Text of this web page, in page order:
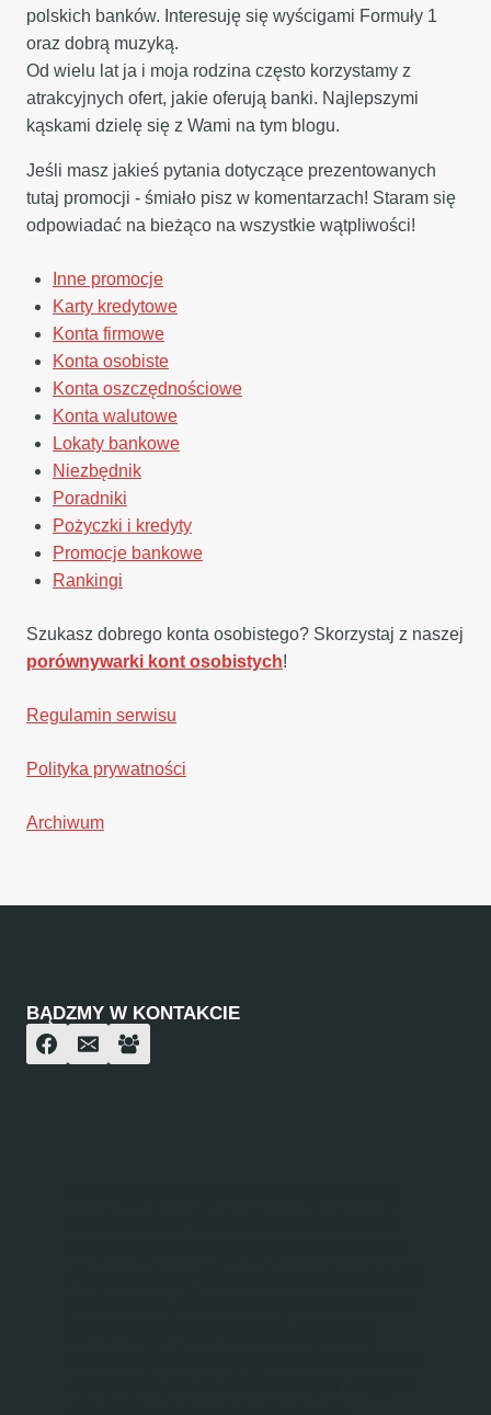
polskich banków. Interesuję się wyścigami Formuły 1
oraz dobrą muzyką.
Od wielu lat ja i moja rodzina często korzystamy z
atrakcyjnych ofert, jakie oferują banki. Najlepszymi
kąskami dzielę się z Wami na tym blogu.
Jeśli masz jakieś pytania dotyczące prezentowanych
tutaj promocji - śmiało pisz w komentarzach! Staram się
odpowiadać na bieżąco na wszystkie wątpliwości!
Inne promocje
Karty kredytowe
Konta firmowe
Konta osobiste
Konta oszczędnościowe
Konta walutowe
Lokaty bankowe
Niezbędnik
Poradniki
Pożyczki i kredyty
Promocje bankowe
Rankingi
Szukasz dobrego konta osobistego? Skorzystaj z naszej
porównywarki kont osobistych!
Regulamin serwisu
Polityka prywatności
Archiwum
BĄDZMY W KONTAKCIE